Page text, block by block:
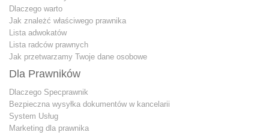
Dlaczego warto
Jak znależć właściwego prawnika
Lista adwokatów
Lista radców prawnych
Jak przetwarzamy Twoje dane osobowe
Dla Prawników
Dlaczego Specprawnik
Bezpieczna wysyłka dokumentów w kancelarii
System Usług
Marketing dla prawnika